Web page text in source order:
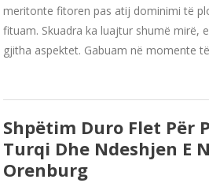
meritonte fitoren pas atij dominimi të
fituam. Skuadra ka luajtur shumë mirë,
gjitha aspektet. Gabuam në momente të
Shpëtim Duro Flet Për
Turqi Dhe Ndeshjen E
Orenburg